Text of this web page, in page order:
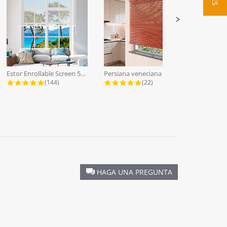
Estor Enrollable Screen 5% a Medida...
4.9 star rating
(144) 4.9 star rating
(22)
HAGA UNA PREGUNTA